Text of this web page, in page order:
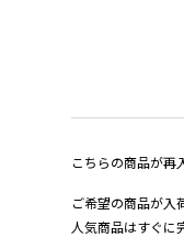
こちらの商品が再
ご希望の商品が入
人気商品はすぐに